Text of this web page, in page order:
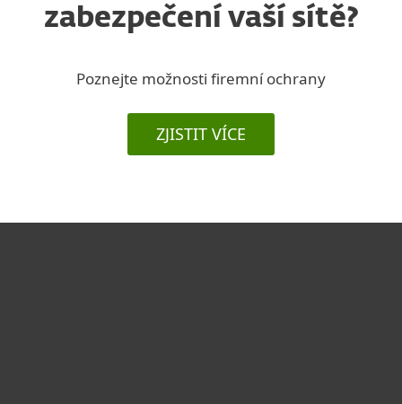
zabezpečení vaší sítě?
Poznejte možnosti firemní ochrany
ZJISTIT VÍCE